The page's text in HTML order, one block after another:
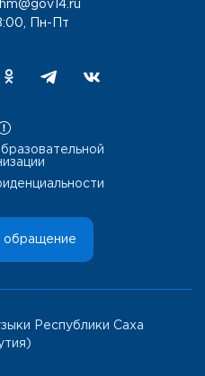
Пн-Пт
обращение
Республики Саха